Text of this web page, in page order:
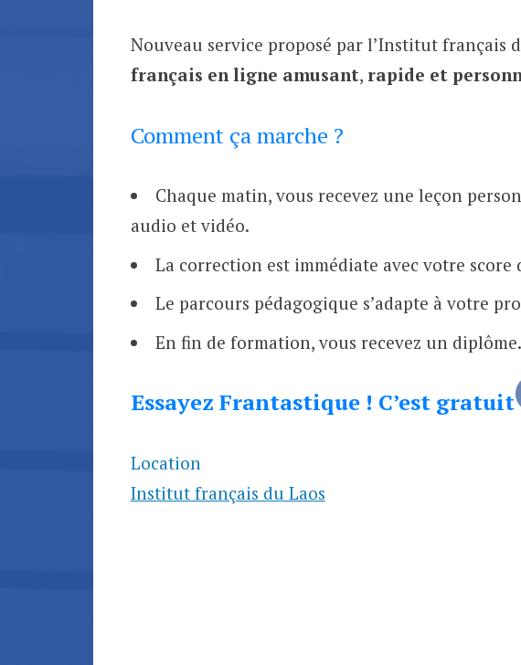
Nouveau service proposé par l’Institut français
français en ligne amusant, rapide et
Comment ça marche ?
Chaque matin, vous recevez une leçon
audio et vidéo.
La correction est immédiate avec votre
Le parcours pédagogique s’adapte à votre
En fin de formation, vous recevez un diplôme.
Essayez Frantastique ! C’est
Location
Institut français du Laos